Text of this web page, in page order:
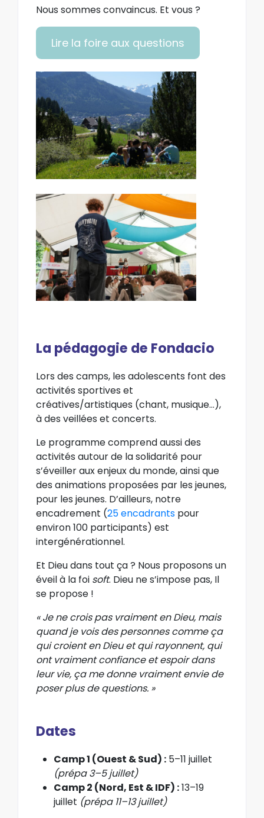
Nous sommes convaincus. Et vous ?
Lire la foire aux questions
La pédagogie de Fondacio
Lors des camps, les adolescents font des
activités sportives et
créatives/artistiques (chant, musique…),
à des veillées et concerts.
Le programme comprend aussi des
activités autour de la solidarité pour
s’éveiller aux enjeux du monde, ainsi que
des animations proposées par les jeunes,
pour les jeunes. D’ailleurs, notre
encadrement (25 encadrants pour
environ 100 participants) est
intergénérationnel.
Et Dieu dans tout ça ? Nous proposons un
éveil à la foi soft. Dieu ne s’impose pas, Il
se propose !
« Je ne crois pas vraiment en Dieu, mais
quand je vois des personnes comme ça
qui croient en Dieu et qui rayonnent, qui
ont vraiment confiance et espoir dans
leur vie, ça me donne vraiment envie de
poser plus de questions. »
Dates
Camp 1 (Ouest & Sud) : 5–11 juillet
(prépa 3–5 juillet)
Camp 2 (Nord, Est & IDF) :13–19
juillet (prépa 11–13 juillet)